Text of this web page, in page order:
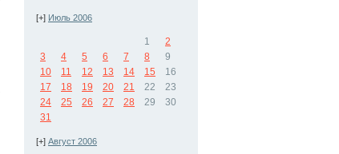
[+] Июль 2006
1
2
3
4 5 6 7 8
9
10
11 12 13 14 15
16
17
18 19 20 21 22
23
24
25 26 27 28 29
30
31
[+] Август 2006